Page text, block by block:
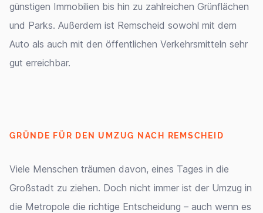
günstigen Immobilien bis hin zu zahlreichen Grünflächen
und Parks. Außerdem ist Remscheid sowohl mit dem
Auto als auch mit den öffentlichen Verkehrsmitteln sehr
gut erreichbar.
GRÜNDE FÜR DEN UMZUG NACH REMSCHEID
Viele Menschen träumen davon, eines Tages in die
Großstadt zu ziehen. Doch nicht immer ist der Umzug in
die Metropole die richtige Entscheidung – auch wenn es